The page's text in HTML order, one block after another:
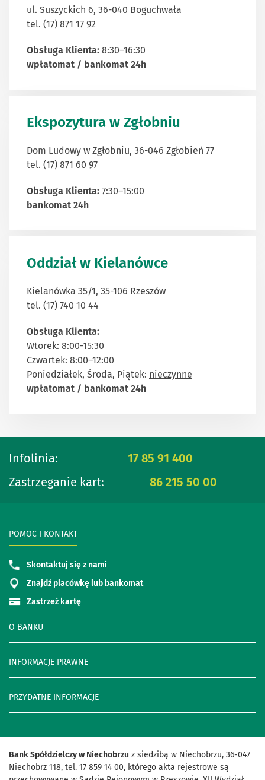
ul. Suszyckich 6, 36-040 Boguchwała
tel. (17) 871 17 92
Obsługa Klienta: 8:30–16:30
wpłatomat / bankomat 24h
Ekspozytura w Zgłobniu
Dom Ludowy w Zgłobniu, 36-046 Zgłobień 77
tel. (17) 871 60 97
Obsługa Klienta: 7:30–15:00
bankomat 24h
Oddział w Kielanówce
Kielanówka 35/1, 35-106 Rzeszów
tel. (17) 740 10 44
Obsługa Klienta:
Wtorek: 8:00-15:30
Czwartek: 8:00–12:00
Poniedziałek, Środa, Piątek: nieczynne
wpłatomat / bankomat 24h
Infolinia:
17 85 91 400
Zastrzeganie kart:
86 215 50 00
O BANKU
INFORMACJE PRAWNE
PRZYDATNE INFORMACJE
POMOC I KONTAKT
Skontaktuj się z nami
Znajdź placówkę lub bankomat
Zastrzeż kartę
Bank Spółdzielczy w Niechobrzu z siedzibą w Niechobrzu, 36-047
Niechobrz 118, tel. 17 859 14 00, którego akta rejestrowe są